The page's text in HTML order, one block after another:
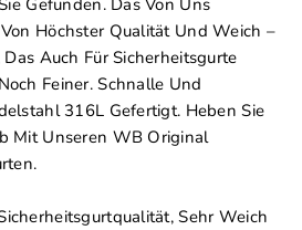
Höchster Qualität Und Weich –
Auch Für Sicherheitsgurte
Feiner. Schnalle Und
316L Gefertigt. Heben Sie
Mit Unseren WB Original
Sehr Weich